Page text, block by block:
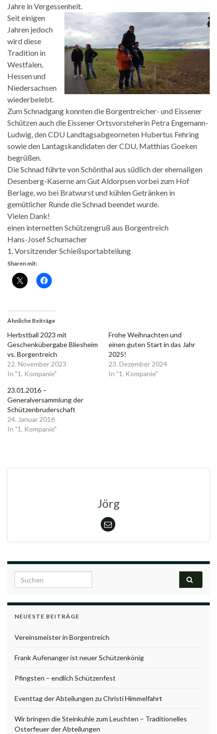
Jahre in Vergessenheit.
Seit einigen
Jahren jedoch
wird diese
Tradition in
Westfalen,
Hessen und
Niedersachsen
wiederbelebt.
Zum Schnadgang konnten die Borgentreicher- und Eissener
Schützen auch die Eissener Ortsvorsteherin Petra Engemann-
Ludwig, den CDU Landtagsabgeorneten Hubertus Fehring
sowie den Lantagskandidaten der CDU, Matthias Goeken
begrüßen.
Die Schnad führte von Schönthal aus südlich der ehemaligen
Desenberg-Kaserne am Gut Aldorpsen vorbei zum Hof
Berlage, wo bei Bratwurst und kühlen Getränken in
gemütlicher Runde die Schnad beendet wurde.
Vielen Dank!
einen internetten Schützengruß aus Borgentreich
Hans-Josef Schumacher
1. Vorsitzender Schießsportabteilung
Sharen mit:
Ähnliche Beiträge
Herbstball 2023 mit
Geschenkübergabe Bliesheim
vs. Borgentreich
22. November 2023
In "1. Kompanie"
Frohe Weihnachten und
einen guten Start in das Jahr
2025!
23. Dezember 2024
In "1. Kompanie"
23.01.2016 –
Generalversammlung der
Schützenbruderschaft
24. Januar 2016
In "1. Kompanie"
Jörg
Search for:
NEUESTE BEITRÄGE
Vereinsmeister in Borgentreich
Frank Aufenanger ist neuer Schützenkönig
Pfingsten – endlich Schützenfest
Eventtag der Abteilungen zu Christi Himmelfahrt
Wir bringen die Steinkuhle zum Leuchten – Traditionelles
Osterfeuer der Abteilungen